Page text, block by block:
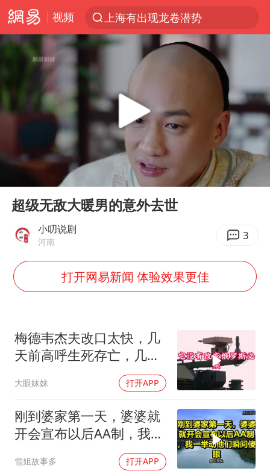
视频
上海有出现龙卷潜势
王传君 《披荆斩棘》
上海：5号线16号线浦江线全线停运
白海豚预计将在浙江苍南到三门一带登陆
今日15时起福州地铁高架区段停运
国足U17与阿森纳决赛取消 并列冠军
王艺迪2-4不敌张本美和止步4强
泰国：高度重视中国游客旅游体验
上海大部迎大暴雨
以军士兵把枪口对准中国记者
白海豚5次眼壁置换
构建更高水平的全民健身公共服务体系
Play
00:00 05:30
超级无敌大暖男的意外去世
小叨说剧
河南 3
打开网易新闻 体验效果更佳
梅德韦杰夫改口太快，几
天前高呼生死存亡，几天
大眼妹妹 打开APP
刚到婆家第一天，婆婆就
开会宣布以后AA制，我一
举动他们瞬间傻眼！
雪姐故事多 打开APP